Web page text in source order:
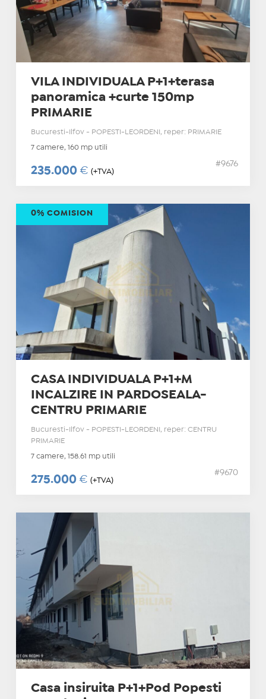
VILA INDIVIDUALA P+1+terasa
panoramica +curte 150mp
PRIMARIE
Bucuresti-Ilfov - POPESTI-LEORDENI, reper: PRIMARIE
7 camere, 160 mp utili
235.000 € (+TVA)
#9676
CASA INDIVIDUALA P+1+M
INCALZIRE IN PARDOSEALA-
CENTRU PRIMARIE
Bucuresti-Ilfov - POPESTI-LEORDENI, reper: CENTRU
PRIMARIE
7 camere, 158.61 mp utili
275.000 € (+TVA)
#9670
0% COMISION
Casa insiruita P+1+Pod Popesti